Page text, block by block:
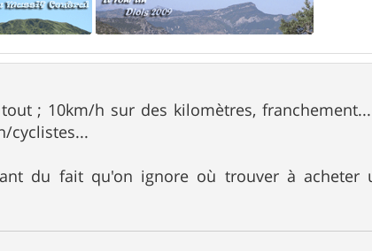
; 10km/h sur des kilomètres,
cyclistes...
du fait qu'on ignore où trouver à acheter